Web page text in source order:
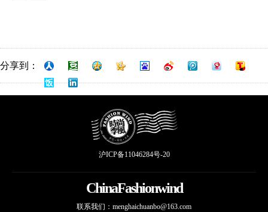
分享到：
沪ICP备11046284号-20
ChinaFashionwind
联系我们： menghaichuanbo@163.com